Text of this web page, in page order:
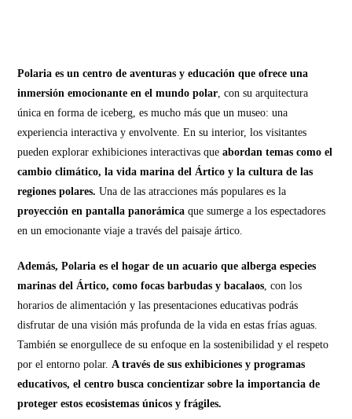
Polaria es un centro de aventuras y educación que ofrece una
inmersión emocionante en el mundo polar, con su arquitectura
única en forma de iceberg, es mucho más que un museo: una
experiencia interactiva y envolvente. En su interior, los visitantes
pueden explorar exhibiciones interactivas que abordan temas como el
cambio climático, la vida marina del Ártico y la cultura de las
regiones polares. Una de las atracciones más populares es la
proyección en pantalla panorámicaque sumerge a los espectadores
en un emocionante viaje a través del paisaje ártico.
Además, Polaria es el hogar de un acuario que alberga especies
marinas del Ártico, como focas barbudas y bacalaos, con los
horarios de alimentación y las presentaciones educativas podrás
disfrutar de una visión más profunda de la vida en estas frías aguas.
También se enorgullece de su enfoque en la sostenibilidad y el respeto
por el entorno polar.A través de sus exhibiciones y programas
educativos, el centro busca concientizar sobre la importancia de
proteger estos ecosistemas únicos y frágiles.